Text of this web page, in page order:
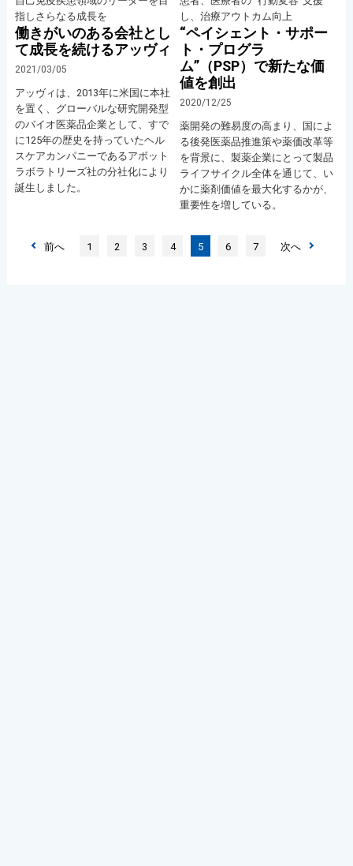
指しさらなる成長を
働きがいのある会社とし
て成長を続けるアッヴィ
2021/03/05
アッヴィは、2013年に米国に本社
を置く、グローバルな研究開発型
のバイオ医薬品企業として、すで
に125年の歴史を持っていたヘル
スケアカンパニーであるアボット
ラボラトリーズ社の分社化により
誕生しました。
し、治療アウトカム向上
“ペイシェント・サポー
ト・プログラ
ム”（PSP）で新たな価
値を創出
2020/12/25
薬開発の難易度の高まり、国によ
る後発医薬品推進策や薬価改革等
を背景に、製薬企業にとって製品
ライフサイクル全体を通じて、い
かに薬剤価値を最大化するかが、
重要性を増している。
前へ 1 2 3 4 5 6 7 次へ